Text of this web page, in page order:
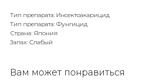
Тип препарата: Инсектоакарицид
Тип препарата: Фунгицид
Страна: Япония
Запах: Слабый
Вам может понравиться